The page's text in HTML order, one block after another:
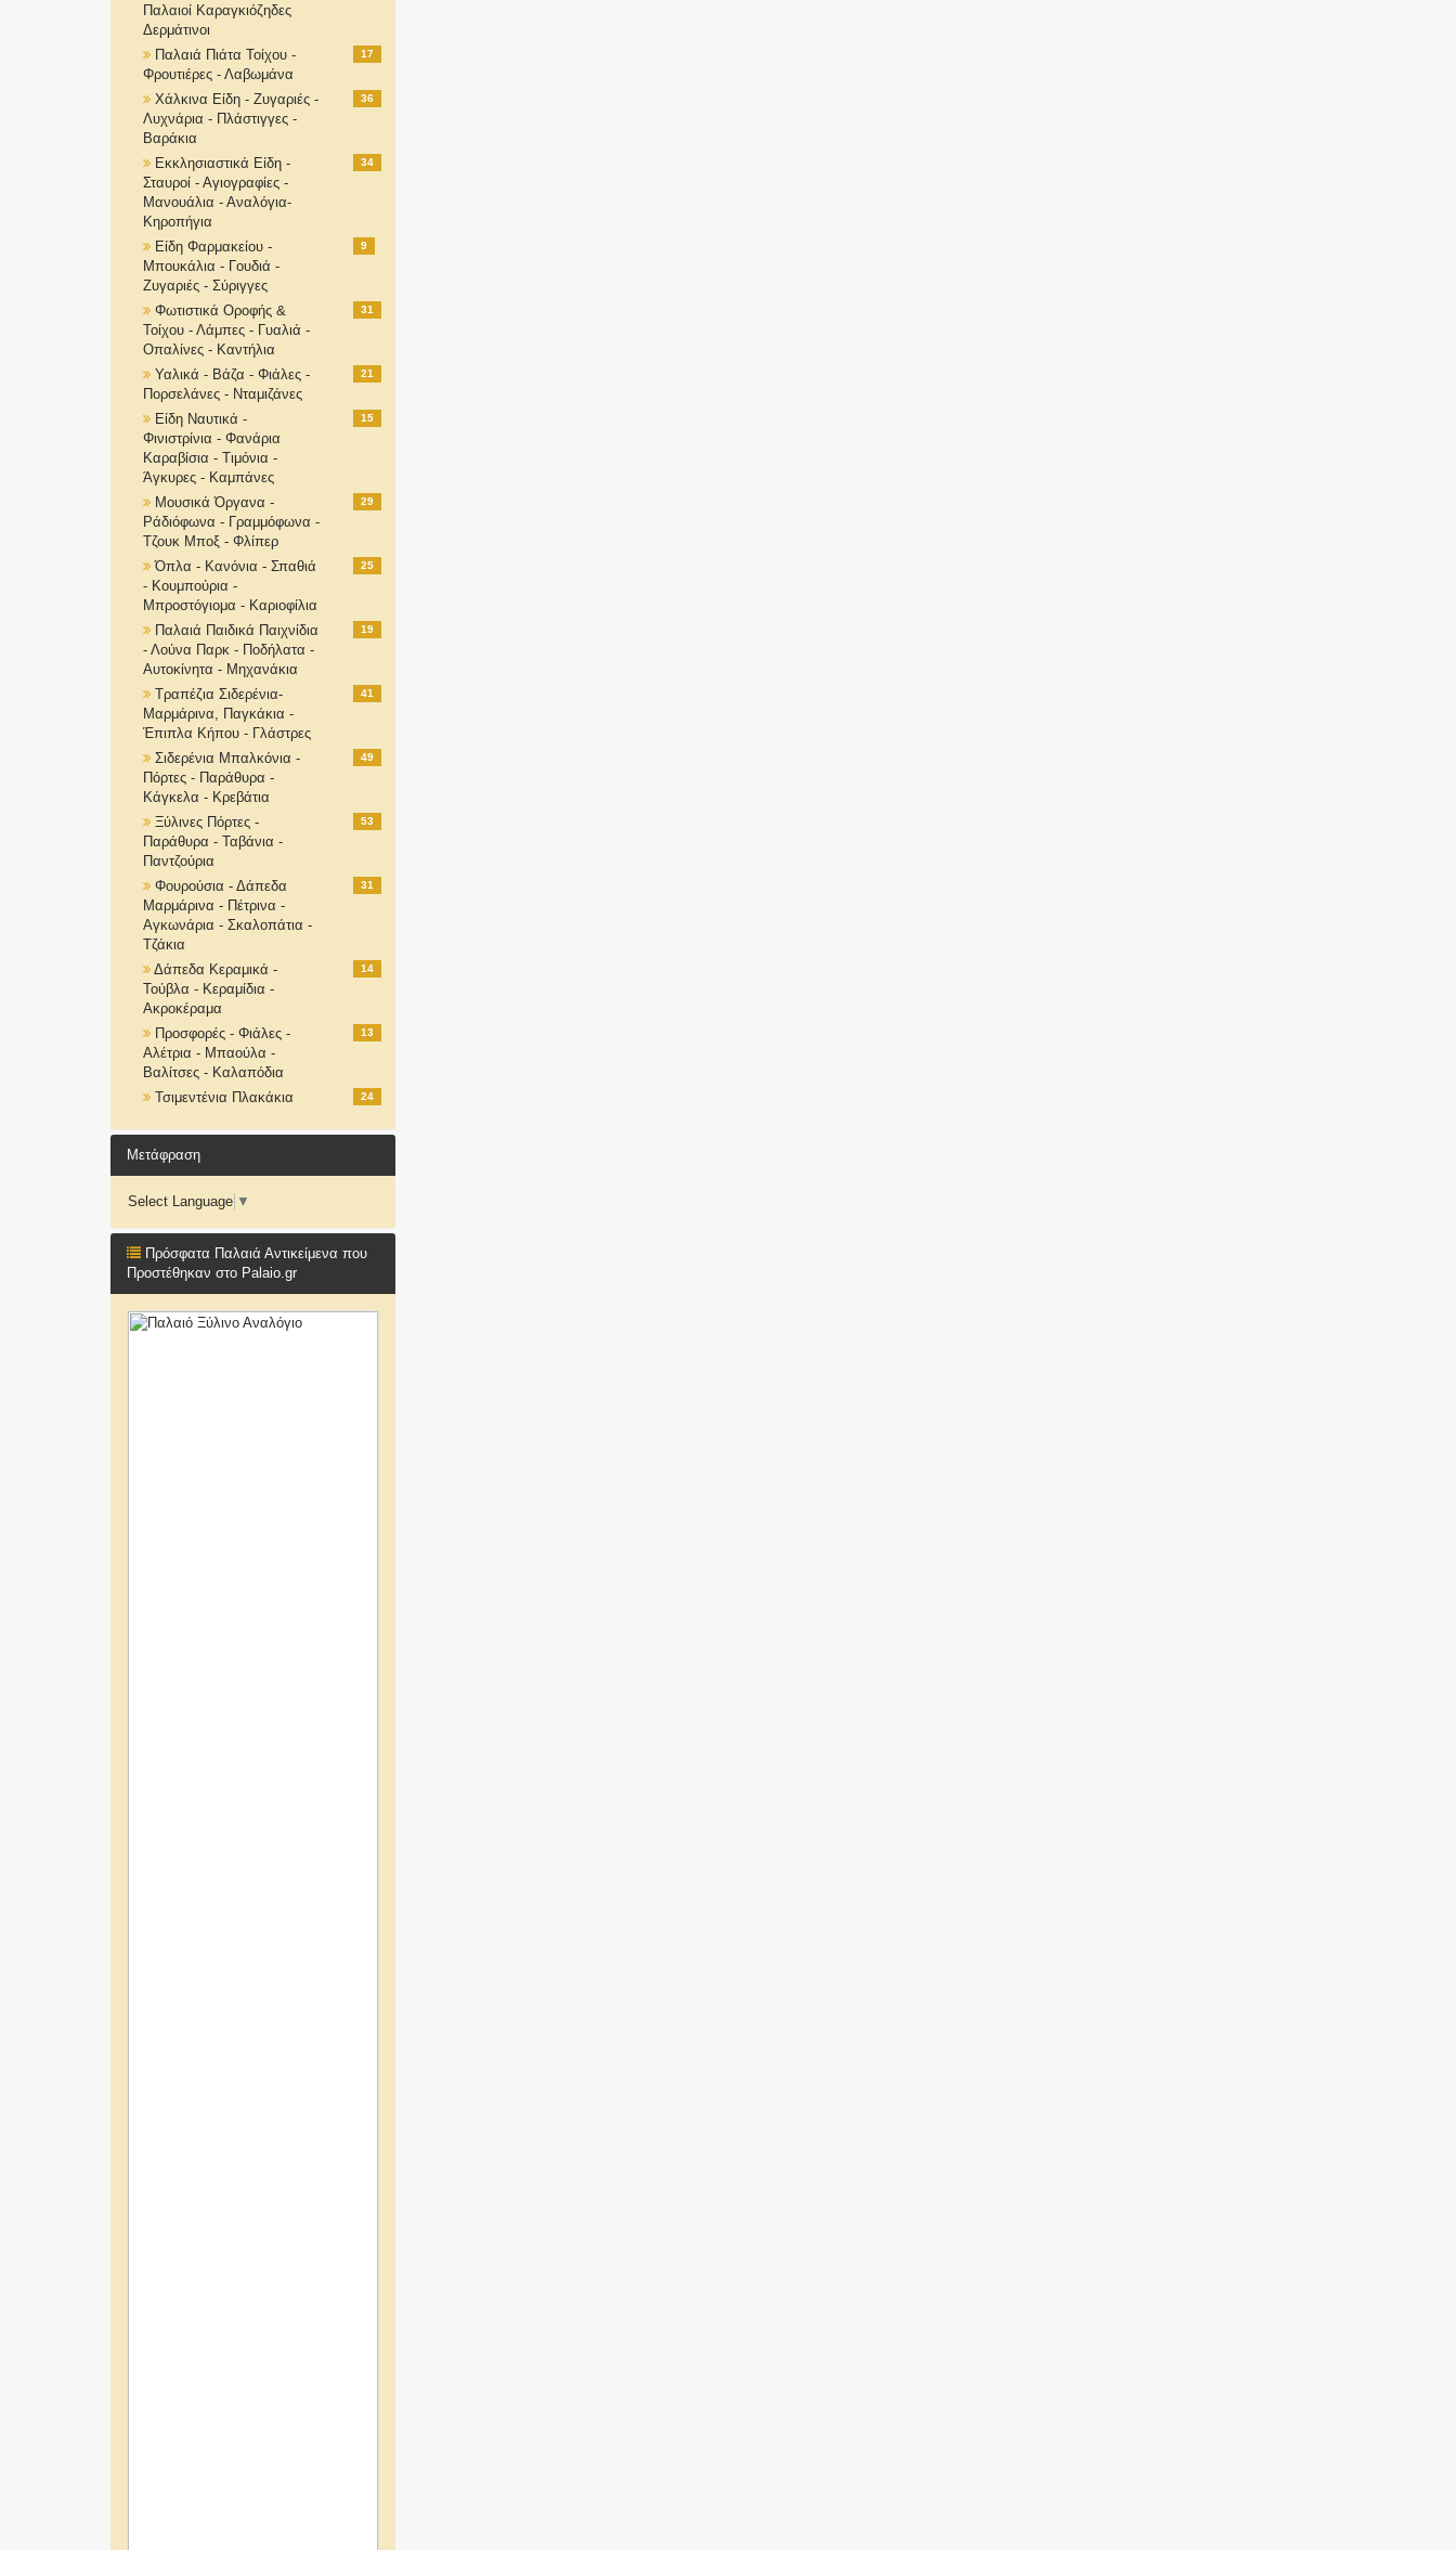
Παλαιοί Καραγκιόζηδες
Δερμάτινοι
Παλαιά Πιάτα Τοίχου -
Φρουτιέρες - Λαβωμάνα
17
Χάλκινα Είδη - Ζυγαριές -
Λυχνάρια - Πλάστιγγες -
Βαράκια
36
Εκκλησιαστικά Είδη -
Σταυροί - Αγιογραφίες -
Μανουάλια - Αναλόγια-
Κηροπήγια
34
Είδη Φαρμακείου -
Μπουκάλια - Γουδιά -
Ζυγαριές - Σύριγγες
9
Φωτιστικά Οροφής &
Τοίχου - Λάμπες - Γυαλιά -
Οπαλίνες - Καντήλια
31
Υαλικά - Βάζα - Φιάλες -
Πορσελάνες - Νταμιζάνες
21
Είδη Ναυτικά -
Φινιστρίνια - Φανάρια
Καραβίσια - Τιμόνια -
Άγκυρες - Καμπάνες
15
Μουσικά Όργανα -
Ράδιόφωνα - Γραμμόφωνα -
Τζουκ Μποξ - Φλίπερ
29
Όπλα - Κανόνια - Σπαθιά
- Κουμπούρια -
Μπροστόγιομα - Καριοφίλια
25
Παλαιά Παιδικά Παιχνίδια
- Λούνα Παρκ - Ποδήλατα -
Αυτοκίνητα - Μηχανάκια
19
Τραπέζια Σιδερένια-
Μαρμάρινα, Παγκάκια -
Έπιπλα Κήπου - Γλάστρες
41
Σιδερένια Μπαλκόνια -
Πόρτες - Παράθυρα -
Κάγκελα - Κρεβάτια
49
Ξύλινες Πόρτες -
Παράθυρα - Ταβάνια -
Παντζούρια
53
Φουρούσια - Δάπεδα
Μαρμάρινα - Πέτρινα -
Αγκωνάρια - Σκαλοπάτια -
Τζάκια
31
Δάπεδα Κεραμικά -
Τούβλα - Κεραμίδια -
Ακροκέραμα
14
Προσφορές - Φιάλες -
Αλέτρια - Μπαούλα -
Βαλίτσες - Καλαπόδια
13
Τσιμεντένια Πλακάκια 24
Μετάφραση
Select Language ▼
Πρόσφατα Παλαιά Αντικείμενα που
Προστέθηκαν στο Palaio.gr